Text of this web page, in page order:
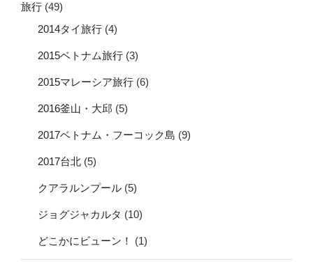
旅行 (49)
2014タイ旅行 (4)
2015ベトナム旅行 (3)
2015マレーシア旅行 (6)
2016釜山・大邱 (5)
2017ベトナム・フーコック島 (9)
2017台北 (5)
クアラルンプール (5)
ジョグジャカルタ (10)
どこかにビューン！ (1)